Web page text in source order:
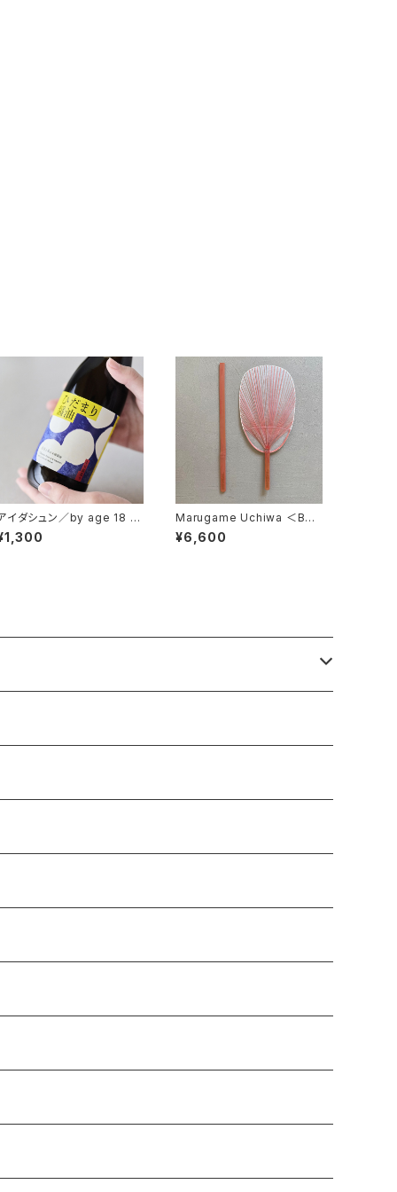
イダシュン／by age 18 ひ
まり醤油（グルテンフリー醤
）
Marugame Uchiwa ＜BAR
＞ 赤
¥6,600